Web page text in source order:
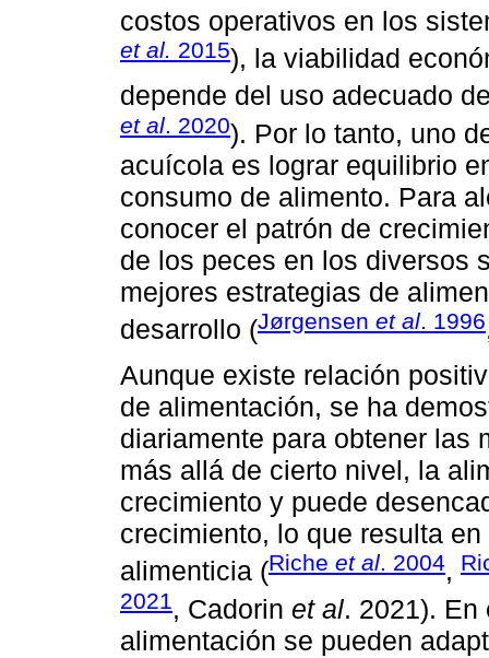
costos operativos en los
et al. 2015), la viabilidad
depende del uso adecuado
et al. 2020). Por lo tanto, uno
acuícola es lograr equilibrio
consumo de alimento. Para
conocer el patrón de
de los peces en los diversos
mejores estrategias de
desarrollo (Jørgensen et al. 1996
Aunque existe relación
de alimentación, se ha
diariamente para obtener las
más allá de cierto nivel, la
crecimiento y puede
crecimiento, lo que resulta
alimenticia (Riche et al. 2004,
2021, Cadorin et al. 2021).
alimentación se pueden